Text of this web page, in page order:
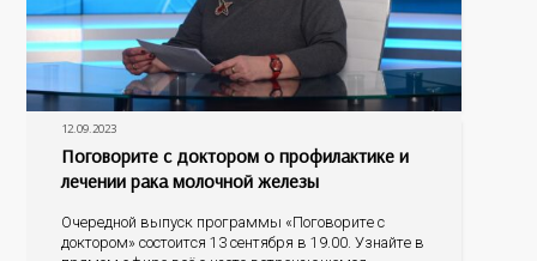
12.09.2023
Поговорите с доктором о профилактике и
лечении рака молочной железы
Очередной выпуск программы «Поговорите с
доктором» состоится 13 сентября в 19.00. Узнайте в